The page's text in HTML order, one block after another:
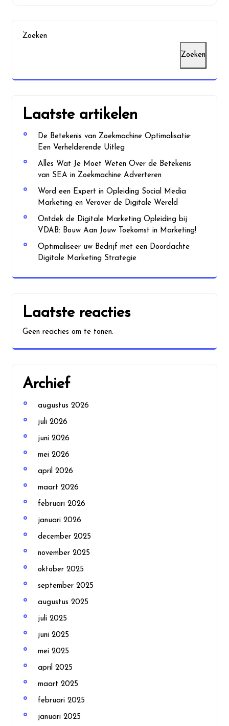
Zoeken
Zoeken
Laatste artikelen
De Betekenis van Zoekmachine Optimalisatie:
Een Verhelderende Uitleg
Alles Wat Je Moet Weten Over de Betekenis
van SEA in Zoekmachine Adverteren
Word een Expert in Opleiding Social Media
Marketing en Verover de Digitale Wereld
Ontdek de Digitale Marketing Opleiding bij
VDAB: Bouw Aan Jouw Toekomst in Marketing!
Optimaliseer uw Bedrijf met een Doordachte
Digitale Marketing Strategie
Laatste reacties
Geen reacties om te tonen.
Archief
augustus 2026
juli 2026
juni 2026
mei 2026
april 2026
maart 2026
februari 2026
januari 2026
december 2025
november 2025
oktober 2025
september 2025
augustus 2025
juli 2025
juni 2025
mei 2025
april 2025
maart 2025
februari 2025
januari 2025